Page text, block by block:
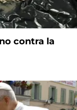
contra la